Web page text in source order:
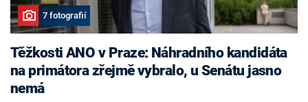
7 fotografií
Těžkosti ANO v Praze: Náhradního kandidáta
na primátora zřejmě vybralo, u Senátu jasno
nemá